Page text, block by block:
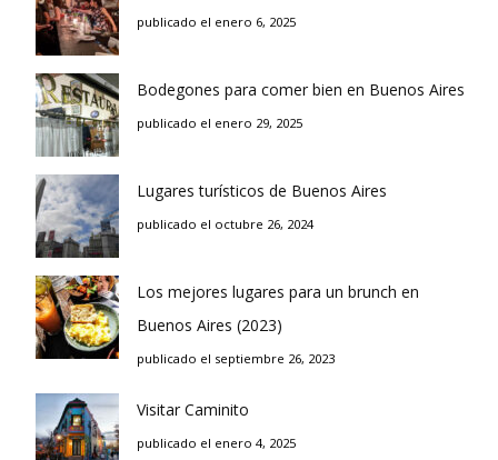
publicado el enero 6, 2025
Bodegones para comer bien en Buenos Aires
publicado el enero 29, 2025
Lugares turísticos de Buenos Aires
publicado el octubre 26, 2024
Los mejores lugares para un brunch en
Buenos Aires (2023)
publicado el septiembre 26, 2023
Visitar Caminito
publicado el enero 4, 2025